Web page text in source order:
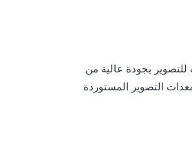
للتصوير بجودة عالية من
التصوير المستوردة